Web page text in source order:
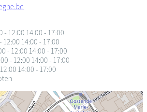
- 12:00 14:00 - 17:00
12:00 14:00 - 17:00
- 12:00 14:00 - 17:00
- 12:00 14:00 - 17:00
14:00 - 17:00